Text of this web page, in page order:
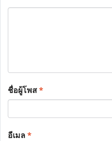
ชื่อผู้โพส*
อีเมล*